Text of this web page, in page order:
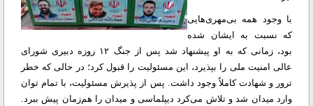
با وجود همه‌ بی‌مهری‌هایی
که نسبت به ایشان شده
بود، زمانی که به او پیشنهاد شد پس از جنگ ۱۲ روزه دبیری شورای
عالی امنیت ملی را بپذیرد، این مسئولیت را قبول کرد؛ در حالی که خطر
ترور و شهادت کاملاً وجود داشت. پس از پذیرش مسئولیت، با تمام توان
وارد میدان شد و تلاش می‌کرد دیپلماسی و میدان را هم‌زمان پیش ببرد.